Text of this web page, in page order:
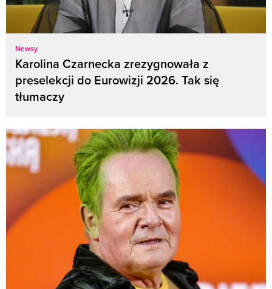
Newsy
Karolina Czarnecka zrezygnowała z
preselekcji do Eurowizji 2026. Tak się
tłumaczy